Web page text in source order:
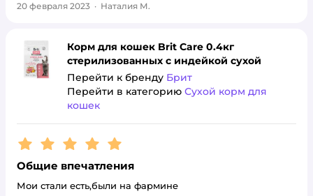
20 февраля 2023 · Наталия М.
Корм для кошек Brit Care 0.4кг
стерилизованных с индейкой сухой
Перейти к бренду Брит
Перейти в категорию Сухой корм для
кошек
Рейтинг:5
Общие впечатления
Мои стали есть,были на фармине